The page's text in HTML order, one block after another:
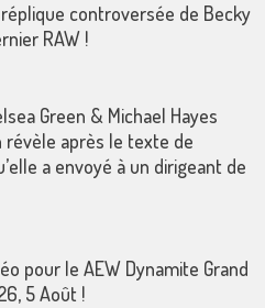
controversée de Becky
RAW !
Green & Michael Hayes
révèle après le texte de
a envoyé à un dirigeant de
pour le AEW Dynamite Grand
5 Août !